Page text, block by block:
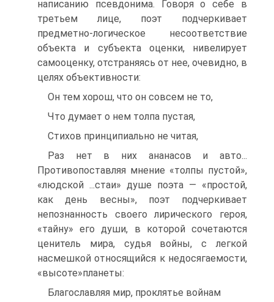
написанию псевдонима. Говоря о себе в
третьем лице, поэт подчерки­вает
предметно-логическое несоответствие
объекта и субъекта оценки, нивели­рует
самооценку, отстраняясь от нее, очевидно, в
целях объективности:
Он тем хорош, что он совсем не то,
Что думает о нем толпа пустая,
Стихов принципиально не читая,
Раз нет в них ананасов и авто...
Противопоставляя мнение «толпы пустой»,
«людской ...стаи» душе по­эта — «простой,
как день весны», поэт подчеркивает
непознанность своего ли­рического героя,
«тайну» его души, в которой сочетаются
ценитель мира, судья войны, с легкой
насмешкой относящийся к недосягаемости,
«высоте»планеты:
Благославляя мир, проклятье войнам